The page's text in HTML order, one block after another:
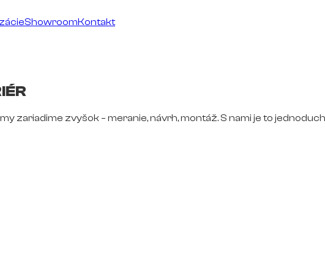
ShowroomKontakt
zariadime zvyšok – meranie, návrh, montáž. S nami je to